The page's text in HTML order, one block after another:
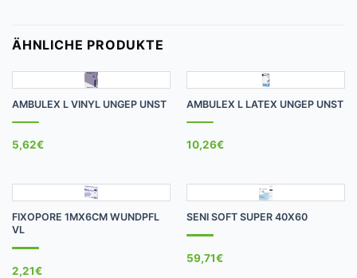
ÄHNLICHE PRODUKTE
AMBULEX L VINYL UNGEP UNST
5,62€
AMBULEX L LATEX UNGEP UNST
10,26€
FIXOPORE 1MX6CM WUNDPFL
VL
2,21€
SENI SOFT SUPER 40X60
59,71€